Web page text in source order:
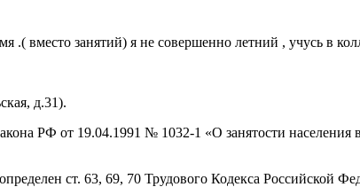
.( вместо занятий) я не совершенно летний , учусь в
д.31).
РФ от 19.04.1991 № 1032-1 «О занятости
ст. 63, 69, 70 Трудового Кодекса Российской